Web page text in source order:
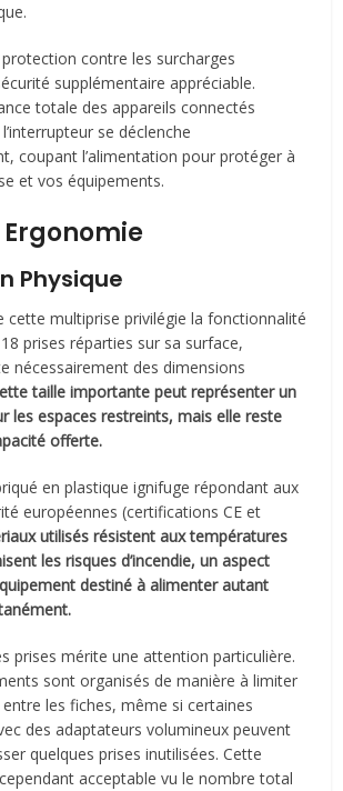
protection contre les surcharges
supplémentaire appréciable.
totale des appareils connectés
se déclenche
coupant l’alimentation pour protéger à
et vos équipements.
Physique
cette multiprise privilégie la fonctionnalité
prises réparties sur sa surface,
nécessairement des dimensions
taille importante peut représenter un
les espaces restreints, mais elle reste
offerte.
en plastique ignifuge répondant aux
européennes (certifications CE et
utilisés résistent aux températures
les risques d’incendie, un aspect
destiné à alimenter autant
prises mérite une attention particulière.
sont organisés de manière à limiter
les fiches, même si certaines
des adaptateurs volumineux peuvent
quelques prises inutilisées. Cette
acceptable vu le nombre total